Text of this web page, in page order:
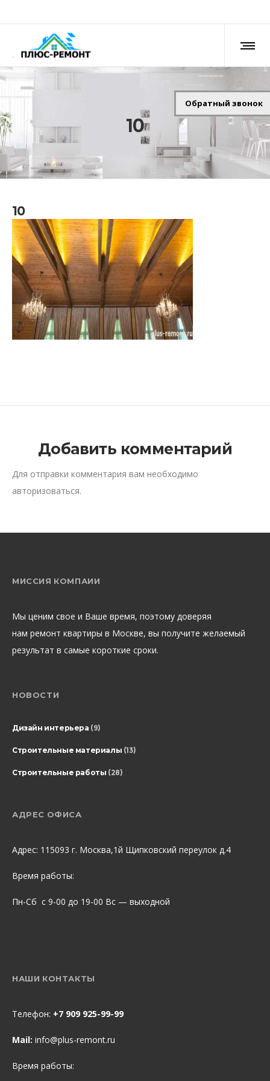
10
10
Добавить комментарий
Для отправки комментария вам необходимо
авторизоваться.
МИССИЯ КОМПАИИ
Мы ценим свое и Ваше время, поэтому доверяя
нам ремонт квартиры в Москве, вы получите желаемый
результат в самые короткие сроки.
НОВОСТИ
Дизайн интерьера (9)
Строительные материалы (13)
Строительные работы (28)
АДРЕС ОФИСА
Адрес: 115093 г. Москва,1й Щипковский переулок д.4
Время работы:
Пн-Сб с 9-00 до 19-00 Вс — выходной
НАШИ КОНТАКТЫ
Телефон: +7 909 925-99-99
Mail: info@plus-remont.ru
Время работы:
Обратный звонок